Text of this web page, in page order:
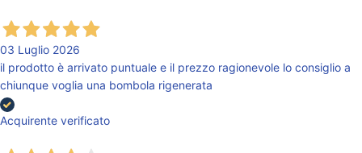
03 Luglio 2026
il prodotto è arrivato puntuale e il prezzo ragionevole lo consiglio a
chiunque voglia una bombola rigenerata
Acquirente verificato